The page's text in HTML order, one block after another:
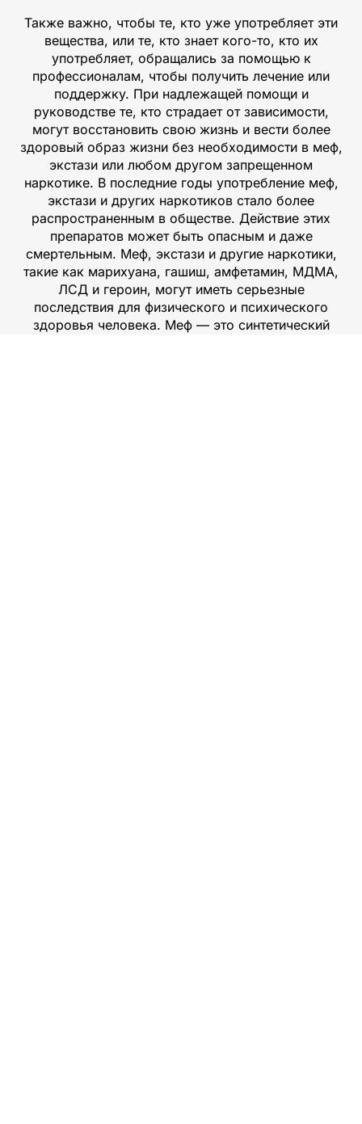
Также важно, чтобы те, кто уже употребляет эти
вещества, или те, кто знает кого-то, кто их
употребляет, обращались за помощью к
профессионалам, чтобы получить лечение или
поддержку. При надлежащей помощи и
руководстве те, кто страдает от зависимости,
могут восстановить свою жизнь и вести более
здоровый образ жизни без необходимости в меф,
экстази или любом другом запрещенном
наркотике. В последние годы употребление меф,
экстази и других наркотиков стало более
распространенным в обществе. Действие этих
препаратов может быть опасным и даже
смертельным. Меф, экстази и другие наркотики,
такие как марихуана, гашиш, амфетамин, МДМА,
ЛСД и героин, могут иметь серьезные
последствия для физического и психического
здоровья человека. Меф — это синтетический